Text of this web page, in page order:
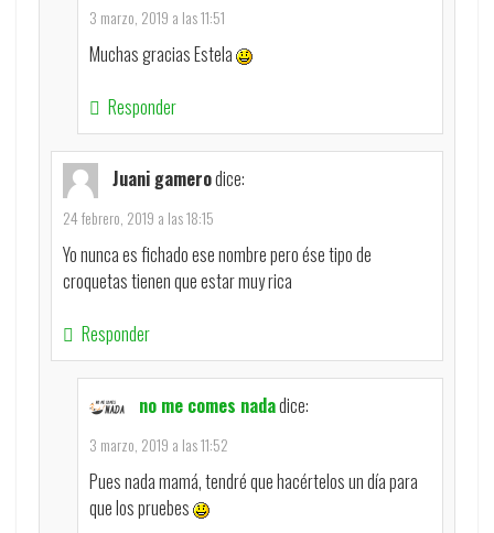
3 marzo, 2019 a las 11:51
Muchas gracias Estela
Responder
Juani gamerodice:
24 febrero, 2019 a las 18:15
Yo nunca es fichado ese nombre pero ése tipo de
croquetas tienen que estar muy rica
Responder
no me comes nadadice:
3 marzo, 2019 a las 11:52
Pues nada mamá, tendré que hacértelos un día para
que los pruebes